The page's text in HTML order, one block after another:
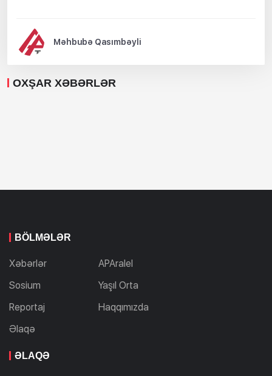
Məhbubə Qasımbəyli
OXŞAR XƏBƏRLƏR
BÖLMƏLƏR
Xəbərlər
APAralel
Sosium
Yaşıl Orta
Reportaj
Haqqımızda
Əlaqə
ƏLAQƏ